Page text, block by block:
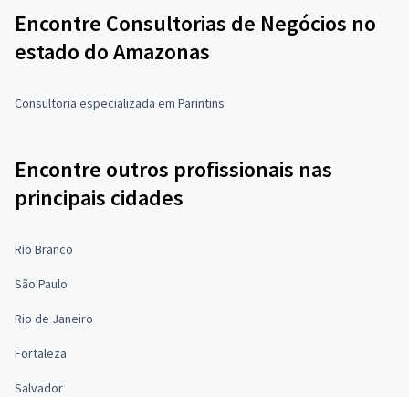
Encontre Consultorias de Negócios no
estado do Amazonas
Consultoria especializada em Parintins
Encontre outros profissionais nas
principais cidades
Rio Branco
São Paulo
Rio de Janeiro
Fortaleza
Salvador